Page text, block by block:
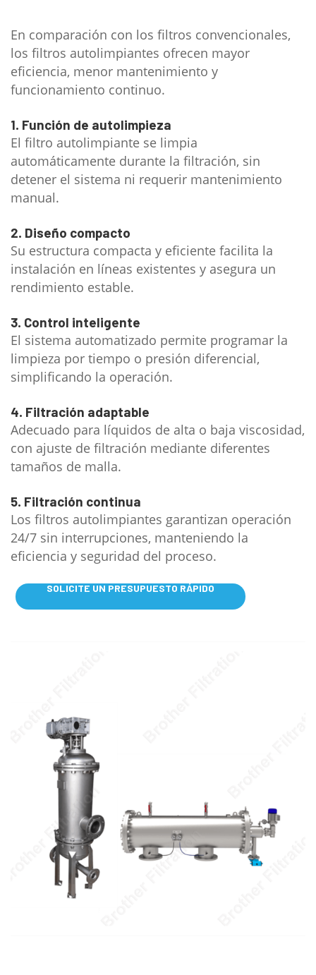
En comparación con los filtros convencionales,
los filtros autolimpiantes ofrecen mayor
eficiencia, menor mantenimiento y
funcionamiento continuo.
1. Función de autolimpieza
El filtro autolimpiante se limpia
automáticamente durante la filtración, sin
detener el sistema ni requerir mantenimiento
manual.
2. Diseño compacto
Su estructura compacta y eficiente facilita la
instalación en líneas existentes y asegura un
rendimiento estable.
3. Control inteligente
El sistema automatizado permite programar la
limpieza por tiempo o presión diferencial,
simplificando la operación.
4. Filtración adaptable
Adecuado para líquidos de alta o baja viscosidad,
con ajuste de filtración mediante diferentes
tamaños de malla.
5. Filtración continua
Los filtros autolimpiantes garantizan operación
24/7 sin interrupciones, manteniendo la
eficiencia y seguridad del proceso.
SOLICITE UN PRESUPUESTO RÁPIDO